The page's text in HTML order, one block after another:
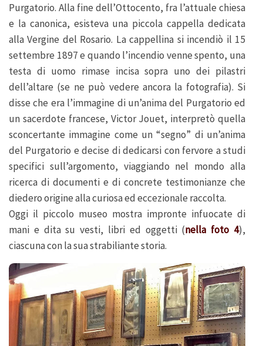
Purgatorio. Alla fine dell’Ottocento, fra l’attuale chiesa
e la canonica, esisteva una piccola cappella dedicata
alla Vergine del Rosario. La cappellina si incendiò il 15
settembre 1897 e quando l’incendio venne spento, una
testa di uomo rimase incisa sopra uno dei pilastri
dell’altare (se ne può vedere ancora la fotografia). Si
disse che era l’immagine di un’anima del Purgatorio ed
un sacerdote francese, Victor Jouet, interpretò quella
sconcertante immagine come un “segno” di un’anima
del Purgatorio e decise di dedicarsi con fervore a studi
specifici sull’argomento, viaggiando nel mondo alla
ricerca di documenti e di concrete testimonianze che
diedero origine alla curiosa ed eccezionale raccolta.
Oggi il piccolo museo mostra impronte infuocate di
mani e dita su vesti, libri ed oggetti (nella foto 4),
ciascuna con la sua strabiliante storia.